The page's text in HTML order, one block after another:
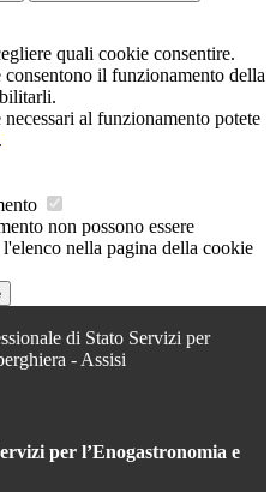
quali cookie consentire.
il funzionamento della
al funzionamento potete
.
non possono essere
nella pagina della cookie
di Stato Servizi per
- Assisi
per l’Enogastronomia e